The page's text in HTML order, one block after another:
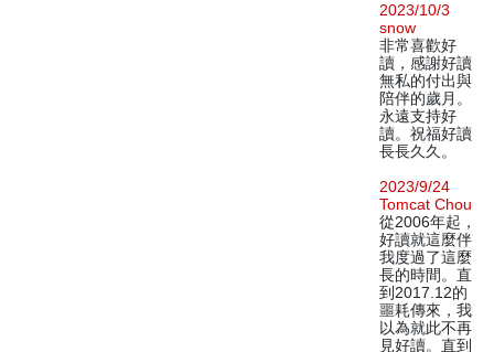
2023/10/3
snow
非常喜歡好
讀，感謝好讀
無私的付出與
陪伴的歲月。
永遠支持好
讀。祝福好讀
長長久久。
2023/9/24
Tomcat Chou
從2006年起，
好讀就這麼伴
我度過了這麼
長的時間。直
到2017.12的
噩耗傳來，我
以為就此不再
見好讀。直到